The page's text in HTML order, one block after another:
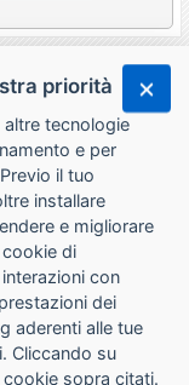
priorità
tecnologie
e per
il tuo
installare
e migliorare
di
con
dei
aderenti alle tue
Cliccando su
sopra citati.